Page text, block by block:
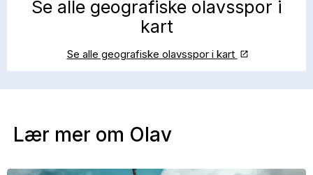
Se alle geografiske olavsspor i
kart
Se alle geografiske olavsspor i kart
Lær mer om Olav